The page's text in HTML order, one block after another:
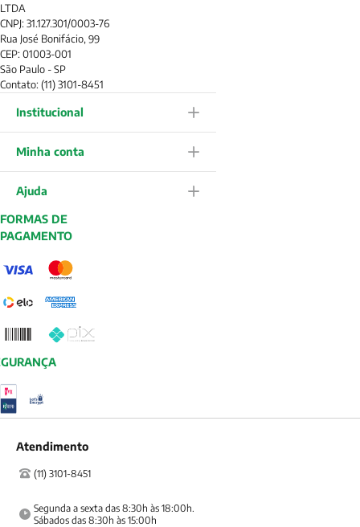
LTDA
CNPJ: 31.127.301/0003-76
Rua José Bonifácio, 99
CEP: 01003-001
São Paulo - SP
Contato: (11) 3101-8451
Institucional
Minha conta
Ajuda
FORMAS DE
PAGAMENTO
Atendimento
(11) 3101-8451
Segunda a sexta das 8:30h às 18:00h.
Sábados das 8:30h às 15:00h